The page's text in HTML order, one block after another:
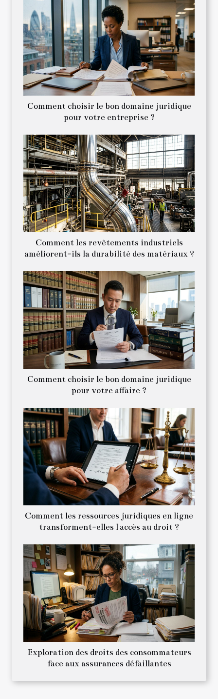
Comment choisir le bon domaine juridique
pour votre entreprise ?
Comment les revêtements industriels
améliorent-ils la durabilité des matériaux ?
Comment choisir le bon domaine juridique
pour votre affaire ?
Comment les ressources juridiques en ligne
transforment-elles l'accès au droit ?
Exploration des droits des consommateurs
face aux assurances défaillantes